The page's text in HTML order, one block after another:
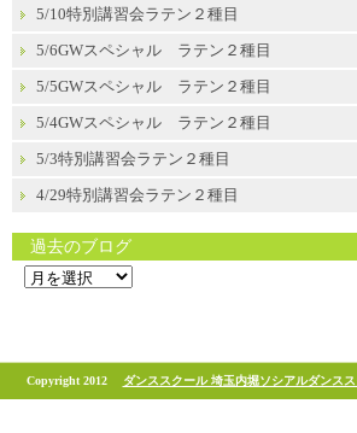
5/10特別講習会ラテン２種目
5/6GWスペシャル ラテン２種目
5/5GWスペシャル ラテン２種目
5/4GWスペシャル ラテン２種目
5/3特別講習会ラテン２種目
4/29特別講習会ラテン２種目
過去のブログ
過
去
Copyright 2012 ダンススクール 埼玉内堀ソシアルダンス